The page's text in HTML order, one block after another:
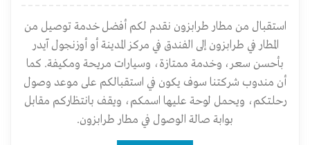
استقبال من مطار طرابزون نقدم لكم أفضل خدمة توصيل من
المطار في طرابزون إلى الفندق في مركز المدينة أو أوزنجول آيدر
بأحسن سعر، وخدمة ممتازة، وسيارات مريحة ومكيفة. كما
أن مندوب شركتنا سوف يكون في استقبالكم على موعد وصول
رحلتكم، ويحمل لوحة عليها اسمكم، ويقف بانتظاركم مقابل
بوابة صالة الوصول في مطار طرابزون.